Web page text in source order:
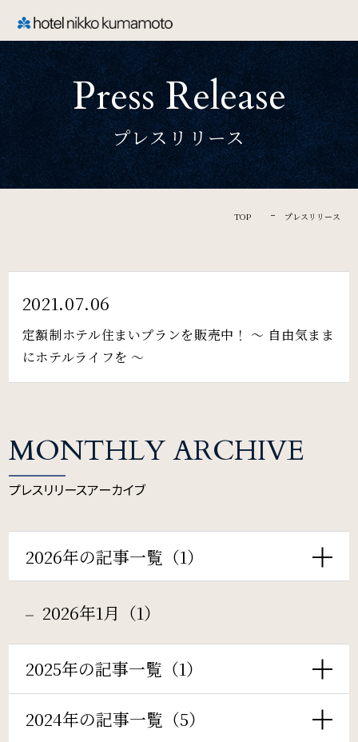
CLOSE
TOP
Welcome
Rooms
ご宿泊
Restaurant & Lounge
レストラン&ラウンジ
Banquet
Wedding
ウエディング
Access
アクセス
Sightseeing
周辺観光 検索窓
Press Release
プレスリリース
TOP プレスリリース
2021.07.06
定額制ホテル住まいプランを販売中！ ～ 自由気まま
にホテルライフを ～
MONTHLY ARCHIVE
プレスリリースアーカイブ
2026年の記事一覧（1）
2026年1月（1）
2025年の記事一覧（1）
2024年の記事一覧（5）